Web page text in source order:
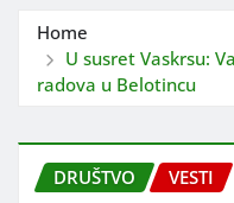
Home
U susret Vaskrsu:
radova u Belotincu
DRUŠTVO VESTI